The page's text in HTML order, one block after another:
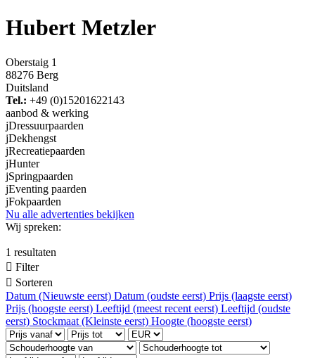
Hubert Metzler
Oberstaig 1
88276 Berg
Duitsland
Tel.: +49 (0)15201622143
aanbod & werking
jDressuurpaarden
jDekhengst
jRecreatiepaarden
jHunter
jSpringpaarden
jEventing paarden
jFokpaarden
Nu alle advertenties bekijken
Wij spreken:
1 resultaten
 Filter
 Sorteren
Datum (Nieuwste eerst) Datum (oudste eerst) Prijs (laagste eerst)
Prijs (hoogste eerst) Leeftijd (meest recent eerst) Leeftijd (oudste
eerst) Stockmaat (Kleinste eerst) Hoogte (hoogste eerst)